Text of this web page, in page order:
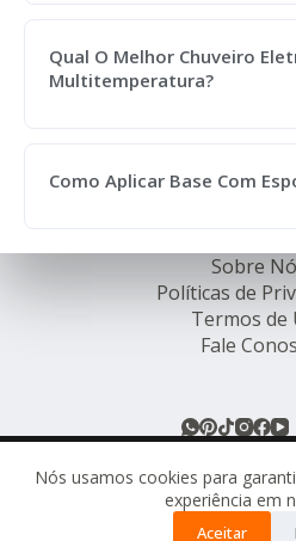
Nós usamos cookies para
experiência em
Aceitar
Qual O Melhor Chuveiro
Multitemperatura?
Como Aplicar Base Com
Sobre
Políticas de
Termos de
Fale
© Rede de Ofertas Online -
RESERVADOS.
Este site pode conter links de